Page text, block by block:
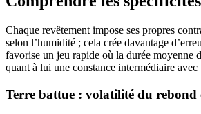
Chaque revêtement impose ses propres
selon l’humidité ; cela crée davantage
favorise un jeu rapide où la durée moyenne
quant à lui une constance intermédiaire
Terre battue : volatilité du rebond